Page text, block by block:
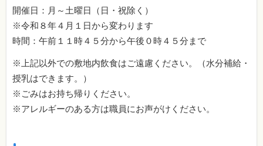
開催日：月～土曜日（日・祝除く）
※令和８年４月１日から変わります
時間：午前１１時４５分から午後０時４５分まで
※上記以外での敷地内飲食はご遠慮ください。（水分補給・
授乳はできます。）
※ごみはお持ち帰りください。
※アレルギーのある方は職員にお声がけください。